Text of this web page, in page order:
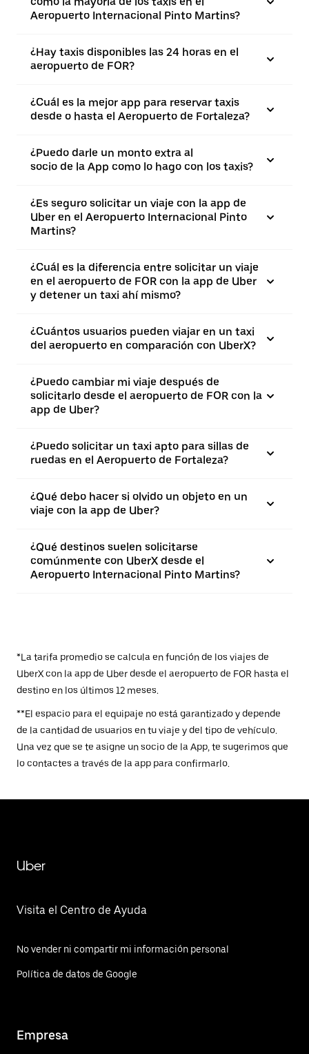
Aeropuerto Internacional Pinto Martins?
¿Hay taxis disponibles las 24 horas en el
aeropuerto de FOR?
¿Cuál es la mejor app para reservar taxis
desde o hasta el Aeropuerto de Fortaleza?
¿Puedo darle un monto extra al
socio de la App como lo hago con los taxis?
¿Es seguro solicitar un viaje con la app de
Uber en el Aeropuerto Internacional Pinto
Martins?
¿Cuál es la diferencia entre solicitar un viaje
en el aeropuerto de FOR con la app de Uber
y detener un taxi ahí mismo?
¿Cuántos usuarios pueden viajar en un taxi
del aeropuerto en comparación con UberX?
¿Puedo cambiar mi viaje después de
solicitarlo desde el aeropuerto de FOR con la
app de Uber?
¿Puedo solicitar un taxi apto para sillas de
ruedas en el Aeropuerto de Fortaleza?
¿Qué debo hacer si olvido un objeto en un
viaje con la app de Uber?
¿Qué destinos suelen solicitarse
comúnmente con UberX desde el
Aeropuerto Internacional Pinto Martins?
*La tarifa promedio se calcula en función de los viajes de
UberX con la app de Uber desde el aeropuerto de FOR hasta el
destino en los últimos 12 meses.
**El espacio para el equipaje no está garantizado y depende
de la cantidad de usuarios en tu viaje y del tipo de vehículo.
Una vez que se te asigne un socio de la App, te sugerimos que
lo contactes a través de la app para confirmarlo.
Uber
Visita el Centro de Ayuda
No vender ni compartir mi información personal
Política de datos de Google
Empresa